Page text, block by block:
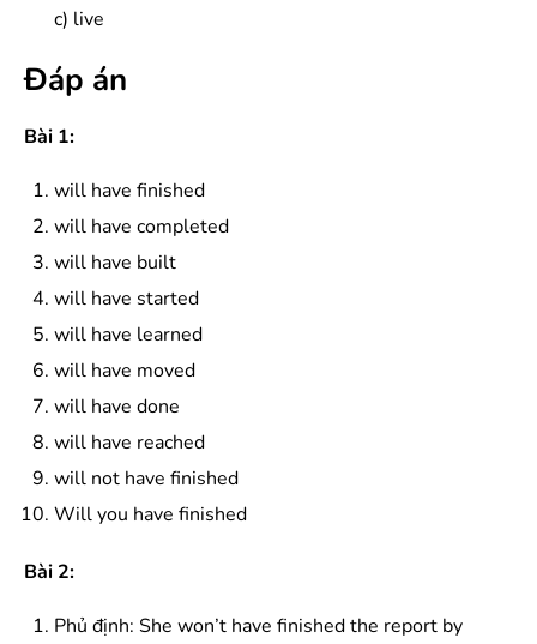
c) live
Đáp án
Bài 1:
will have finished
will have completed
will have built
will have started
will have learned
will have moved
will have done
will have reached
will not have finished
Will you have finished
Bài 2:
Phủ định: She won’t have finished the report by